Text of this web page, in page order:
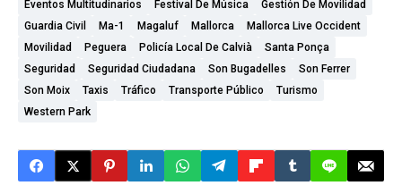
Eventos Multitudinarios
Festival De Música
Gestión De Movilidad
Guardia Civil
Ma-1 Magaluf Mallorca
Mallorca Live Occident
Movilidad
Peguera Policía Local De Calvià
Santa Ponça
Seguridad
Seguridad Ciudadana Son Bugadelles
Son Ferrer
Son Moix
Taxis Tráfico Transporte Público
Turismo
Western Park